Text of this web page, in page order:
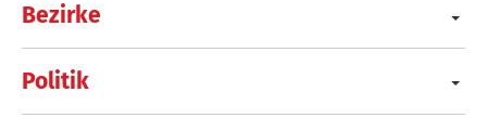
Bezirke
Politik